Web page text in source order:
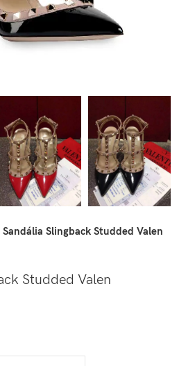
Sandália Slingback Studded Valen
Studded Valen